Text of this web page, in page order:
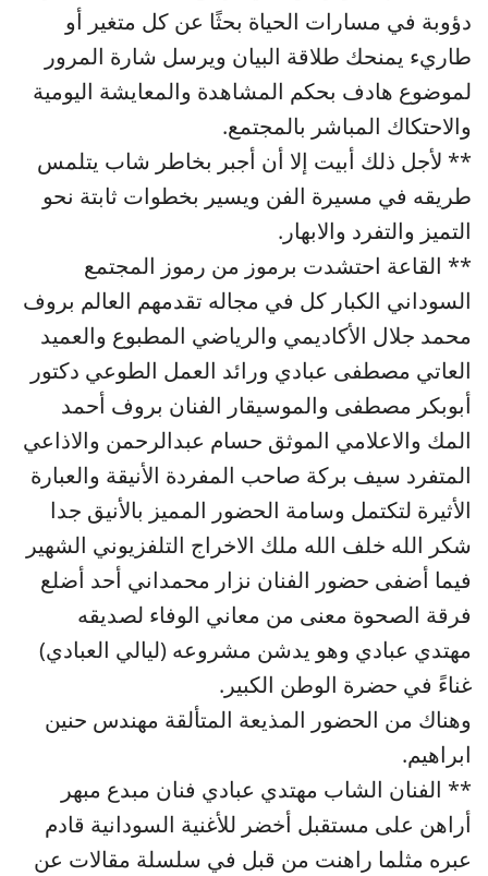
دؤوبة في مسارات الحياة بحثًا عن كل متغير أو
طاريء يمنحك طلاقة البيان ويرسل شارة المرور
لموضوع هادف بحكم المشاهدة والمعايشة اليومية
والاحتكاك المباشر بالمجتمع.
** لأجل ذلك أبيت إلا أن أجبر بخاطر شاب يتلمس
طريقه في مسيرة الفن ويسير بخطوات ثابتة نحو
التميز والتفرد والابهار.
** القاعة احتشدت برموز من رموز المجتمع
السوداني الكبار كل في مجاله تقدمهم العالم بروف
محمد جلال الأكاديمي والرياضي المطبوع والعميد
العاتي مصطفى عبادي ورائد العمل الطوعي دكتور
أبوبكر مصطفى والموسيقار الفنان بروف أحمد
المك والاعلامي الموثق حسام عبدالرحمن والاذاعي
المتفرد سيف بركة صاحب المفردة الأنيقة والعبارة
الأثيرة لتكتمل وسامة الحضور المميز بالأنيق جدا
شكر الله خلف الله ملك الاخراج التلفزيوني الشهير
فيما أضفى حضور الفنان نزار محمداني أحد أضلع
فرقة الصحوة معنى من معاني الوفاء لصديقه
مهتدي عبادي وهو يدشن مشروعه (ليالي العبادي)
غناءً في حضرة الوطن الكبير.
وهناك من الحضور المذيعة المتألقة مهندس حنين
ابراهيم.
** الفنان الشاب مهتدي عبادي فنان مبدع مبهر
أراهن على مستقبل أخضر للأغنية السودانية قادم
عبره مثلما راهنت من قبل في سلسلة مقالات عن